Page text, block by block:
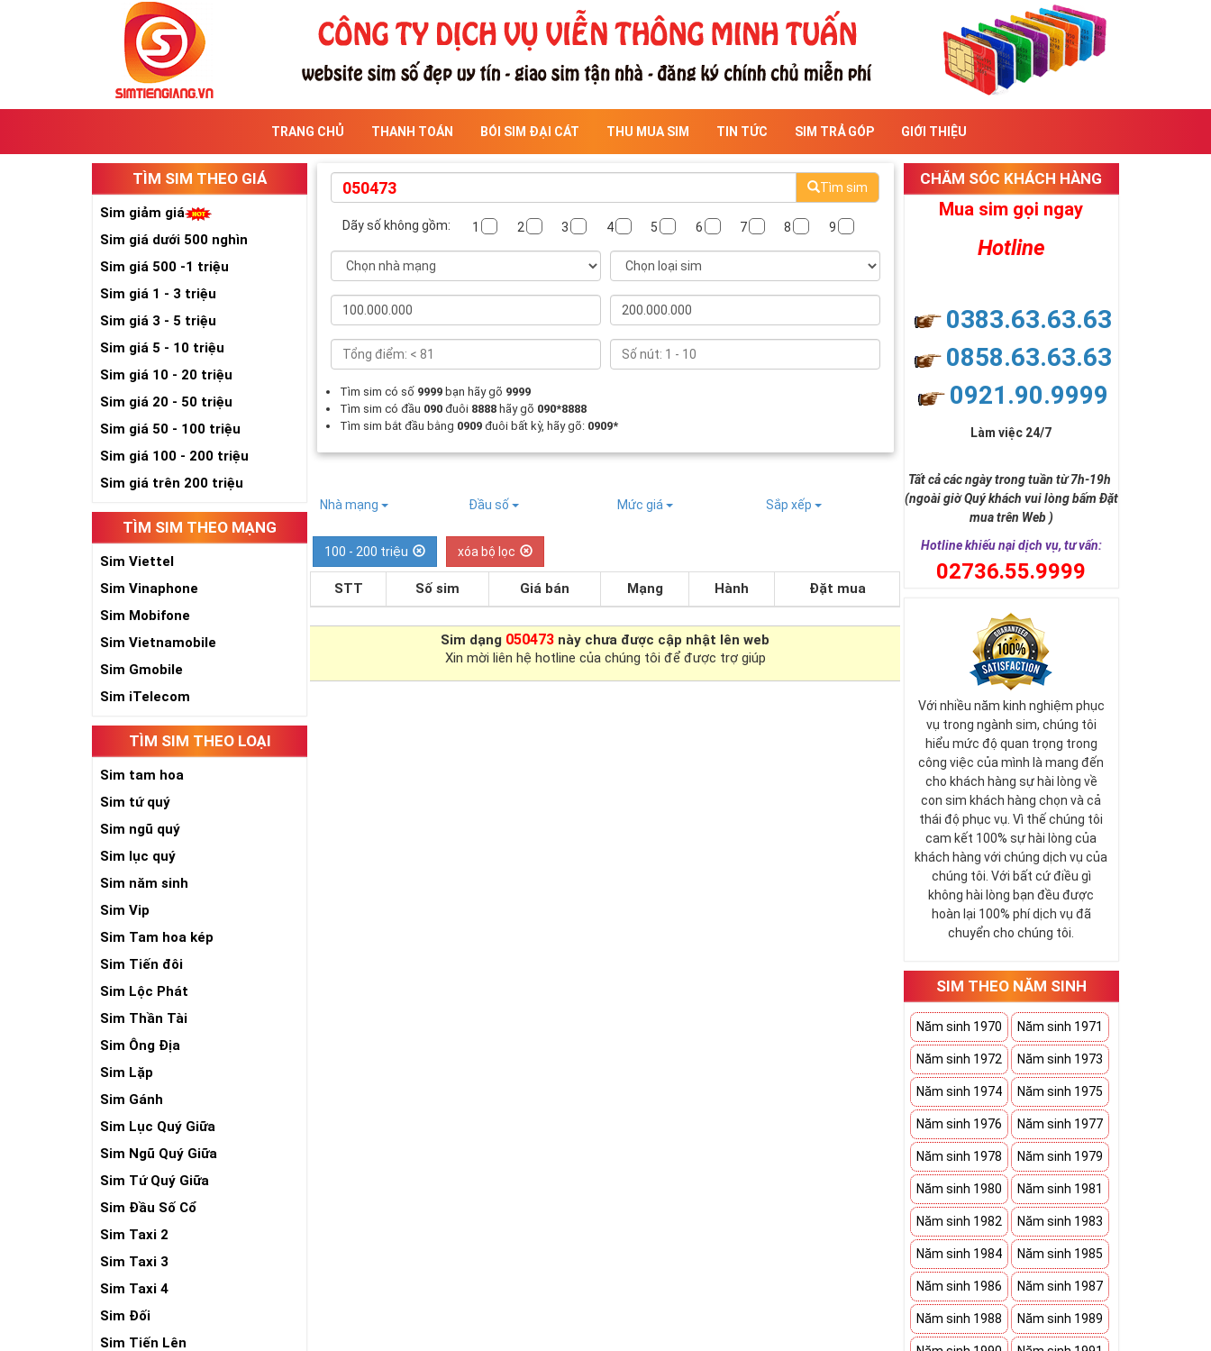
TRANG CHỦ THANH TOÁN BÓI SIM ĐẠI CÁT THU MUA SIM TIN TỨC SIM TRẢ GÓP GIỚI THIỆU
TÌM SIM THEO GIÁ
Sim giảm giá
Sim giá dưới 500 nghìn
Sim giá 500 -1 triệu
Sim giá 1 - 3 triệu
Sim giá 3 - 5 triệu
Sim giá 5 - 10 triệu
Sim giá 10 - 20 triệu
Sim giá 20 - 50 triệu
Sim giá 50 - 100 triệu
Sim giá 100 - 200 triệu
Sim giá trên 200 triệu
TÌM SIM THEO MẠNG
Sim Viettel
Sim Vinaphone
Sim Mobifone
Sim Vietnamobile
Sim Gmobile
Sim iTelecom
TÌM SIM THEO LOẠI
Sim tam hoa
Sim tứ quý
Sim ngũ quý
Sim lục quý
Sim năm sinh
Sim Vip
Sim Tam hoa kép
Sim Tiến đôi
Sim Lộc Phát
Sim Thần Tài
Sim Ông Địa
Sim Lặp
Sim Gánh
Sim Lục Quý Giữa
Sim Ngũ Quý Giữa
Sim Tứ Quý Giữa
Sim Đầu Số Cổ
Sim Taxi 2
Sim Taxi 3
Sim Taxi 4
Sim Đối
Sim Tiến Lên
Tìm sim
Dãy số không gồm: 1 2 3 4 5 6 7 8 9
Tìm sim có số 9999 bạn hãy gõ 9999
Tìm sim có đầu 090đuôi 8888 hãy gõ 090*8888
Tìm sim bắt đầu bằng 0909 đuôi bất kỳ, hãy gõ: 0909*
Nhà mạng Đầu số Mức giá Sắp xếp
100 - 200 triệu xóa bộ lọc
STT Số sim Giá bán Mạng Hành Đặt mua
Sim dạng 050473 này chưa được cập nhật lên web
Xin mời liên hệ hotline của chúng tôi để được trợ giúp
CHĂM SÓC KHÁCH HÀNG
Mua sim gọi ngay
Hotline
0383.63.63.63
0858.63.63.63
0921.90.9999
Làm việc 24/7
Tất cả các ngày trong tuần từ 7h-19h
(ngoài giờ Quý khách vui lòng bấm Đặt
mua trên Web )
Hotline khiếu nại dịch vụ, tư vấn:
02736.55.9999
Với nhiều năm kinh nghiệm phục
vụ trong ngành sim, chúng tôi
hiểu mức độ quan trọng trong
công việc của mình là mang đến
cho khách hàng sự hài lòng về
con sim khách hàng chọn và cả
thái độ phục vụ. Vì thế chúng tôi
cam kết 100% sự hài lòng của
khách hàng với chúng dịch vụ của
chúng tôi. Với bất cứ điều gì
không hài lòng bạn đều được
hoàn lại 100% phí dịch vụ đã
chuyển cho chúng tôi.
SIM THEO NĂM SINH
Năm sinh 1970 Năm sinh 1971
Năm sinh 1972 Năm sinh 1973
Năm sinh 1974 Năm sinh 1975
Năm sinh 1976 Năm sinh 1977
Năm sinh 1978 Năm sinh 1979
Năm sinh 1980 Năm sinh 1981
Năm sinh 1982 Năm sinh 1983
Năm sinh 1984 Năm sinh 1985
Năm sinh 1986 Năm sinh 1987
Năm sinh 1988 Năm sinh 1989